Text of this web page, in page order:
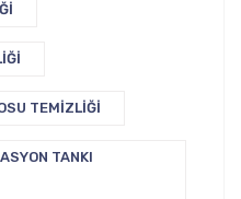
TEMIZLIĞI
TANKI